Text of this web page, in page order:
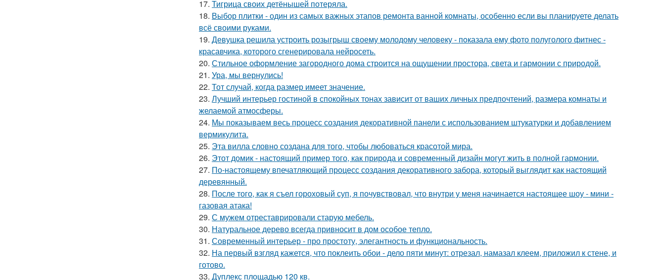
17. Тигрица своих детёнышей потеряла.
18. Выбор плитки - один из самых важных этапов ремонта ванной комнаты, особенно если вы планируете делать
всё своими руками.
19. Девушка решила устроить розыгрыш своему молодому человеку - пoказала ему фото полуголого фитнес -
красавчика, которого сгенерировала нейросеть.
20. Стильное оформление загородного дома строится на ощущении простора, света и гармонии с природой.
21. Ура, мы вернулись!
22. Тот случай, когда размер имеет значение.
23. Лучший интерьер гостиной в спокойных тонах зависит от ваших личных предпочтений, размера комнаты и
желаемой атмосферы.
24. Мы показываем весь процесс создания декоративной панели с использованием штукатурки и добавлением
вермикулита.
25. Эта вилла словно создана для того, чтобы любоваться красотой мира.
26. Этот домик - настоящий пример того, как природа и современный дизайн могут жить в полной гармонии.
27. По-настоящему впечатляющий процесс создания декоративного забора, который выглядит как настоящий
деревянный.
28. После того, как я съел гороховый суп, я почувствовал, что внутри у меня начинается настоящее шоу - мини -
газовая атака!
29. С мужем отреставрировали старую мебель.
30. Натуральное дерево всегда привносит в дом особое тепло.
31. Современный интерьер - про простоту, элегантность и функциональность.
32. На первый взгляд кажется, что поклеить обои - дело пяти минут: отрезал, намазал клеем, приложил к стене, и
готово.
33. Дуплекс площадью 120 кв.